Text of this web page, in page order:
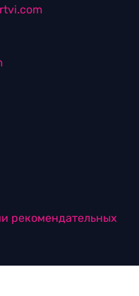
рекомендательных